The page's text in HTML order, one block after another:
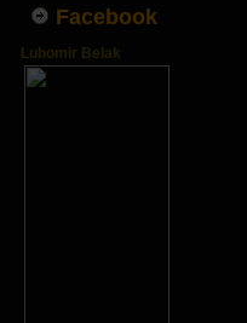
Facebook
Lubomir Belak